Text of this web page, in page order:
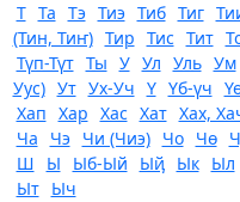
Т Та Тэ Тиэ Тиб Тиг
(Тин, Тиҥ) Тир Тис Тит
Түп-Түт Ты У Ул Уль Ум
Уус) Ут Ух-Уч Ү Үб-үч
Хап Хар Хас Хат Хах,
Ча
Чэ Чи (Чиэ) Чо Чө
Ш
Ы Ыб-Ый Ыҋ Ык Ыл
Ыт
Ыч